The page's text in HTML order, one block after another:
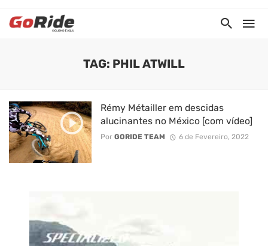
TAG: PHIL ATWILL
Rémy Métailler em descidas
alucinantes no México [com vídeo]
Por GORIDE TEAM 6 de Fevereiro, 2022